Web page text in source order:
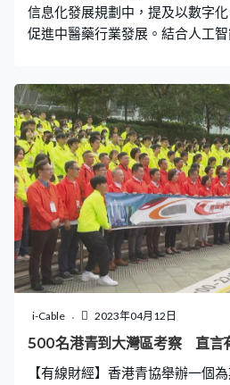
信息化發展規劃中，提及以數字
促進中醫藥行業發展。結合人工
已發展至，有超過3000間金銀首
鏈以及相關服務配套成熟，被譽
i-Cable 2023年04月12日
500名港青到大灣區考察 直言
【有線財經】香港青協舉辦一個